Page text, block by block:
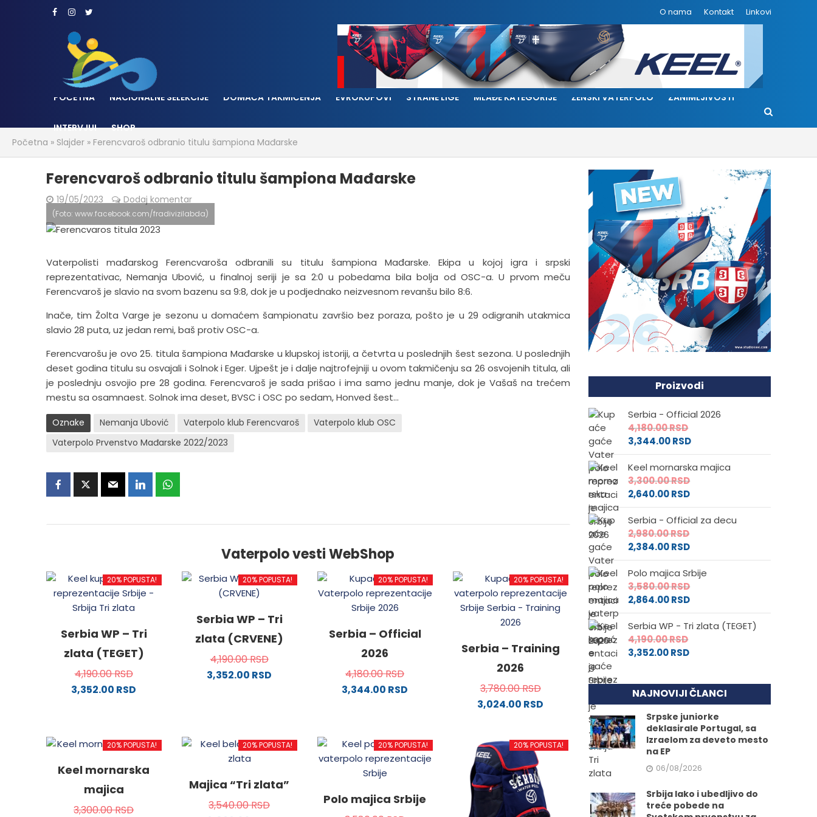
O nama Kontakt Linkovi
POČETNA NACIONALNE SELEKCIJE DOMAĆA TAKMIČENJA EVROKUPOVI STRANE LIGE MLAĐE KATEGORIJE ŽENSKI VATERPOLO ZANIMLJIVOSTI
INTERVJUI
SHOP
Početna » Slajder » Ferencvaroš odbranio titulu šampiona Mađarske
Ferencvaroš odbranio titulu šampiona Mađarske
19/05/2023 Dodaj komentar
(Foto: www.facebook.com/fradivizilabda)
Vaterpolisti mađarskog Ferencvaroša odbranili su titulu šampiona Mađarske. Ekipa u kojoj igra i srpski
reprezentativac, Nemanja Ubović, u finalnoj seriji je sa 2:0 u pobedama bila bolja od OSC-a. U prvom meču
Ferencvaroš je slavio na svom bazenu sa 9:8, dok je u podjednako neizvesnom revanšu bilo 8:6.
Inače, tim Žolta Varge je sezonu u domaćem šampionatu završio bez poraza, pošto je u 29 odigranih utakmica
slavio 28 puta, uz jedan remi, baš protiv OSC-a.
Ferencvarošu je ovo 25. titula šampiona Mađarske u klupskoj istoriji, a četvrta u poslednjih šest sezona. U poslednjih
deset godina titulu su osvajali i Solnok i Eger. Ujpešt je i dalje najtrofejniji u ovom takmičenju sa 26 osvojenih titula, ali
je poslednju osvojio pre 28 godina. Ferencvaroš je sada prišao i ima samo jednu manje, dok je Vašaš na trećem
mestu sa osamnaest. Solnok ima deset, BVSC i OSC po sedam, Honved šest…
Oznake Nemanja Ubović Vaterpolo klub Ferencvaroš
Vaterpolo klub OSC
Vaterpolo Prvenstvo Mađarske 2022/2023
Vaterpolo vesti WebShop
20% POPUSTA!
Serbia WP – Tri
zlata (TEGET)
4,190.00RSD
3,352.00 RSD
više
Opcije
mogu
biti
20% POPUSTA!
Serbia WP – Tri
zlata (CRVENE)
4,190.00RSD
3,352.00 RSD
varijanti.
Opcije
mogu
biti
izabrane
20% POPUSTA!
Serbia – Official
2026
4,180.00RSD
3,344.00 RSD
više
varijanti.
Opcije
mogu
biti
20% POPUSTA!
Serbia – Training
2026
3,780.00RSD
3,024.00 RSD
ima
više
varijanti.
Opcije
mogu
20% POPUSTA!
Keel mornarska
majica
3,300.00RSD
20% POPUSTA!
Majica “Tri zlata”
3,540.00RSD
20% POPUSTA!
Polo majica Srbije
20% POPUSTA!
Proizvodi
Serbia - Official 2026
4,180.00RSD
3,344.00RSD
Keel mornarska majica
3,300.00RSD
2,640.00RSD
Serbia - Official za decu
2,980.00RSD
2,384.00RSD
Polo majica Srbije
3,580.00RSD
2,864.00RSD
Serbia WP - Tri zlata (TEGET)
4,190.00RSD
3,352.00RSD
NAJNOVIJI ČLANCI
Srpske juniorke
deklasirale Portugal, sa
Izraelom za deveto mesto
na EP
06/08/2026
Srbija lako i ubedljivo do
treće pobede na